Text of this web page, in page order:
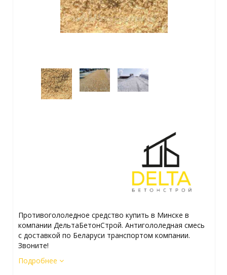
Противогололедное средство купить в Минске в
компании ДельтаБетонСтрой. Антигололедная смесь
с доставкой по Беларуси транспортом компании.
Звоните!
Подробнее